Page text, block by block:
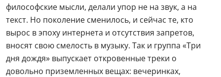
философские мысли, делали упор не на звук, а на
текст. Но поколение сменилось, и сейчас те, кто
вырос в эпоху интернета и отсутствия запретов,
вносят свою смелость в музыку. Так и группа «Три
дня дождя» выпускает откровенные треки о
довольно приземленных вещах: вечеринках,